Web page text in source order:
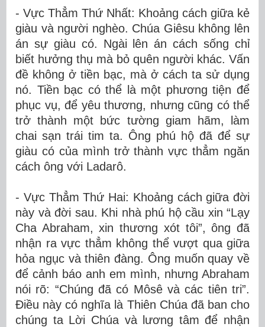
- Vực Thẳm Thứ Nhất: Khoảng cách giữa kẻ
giàu và người nghèo. Chúa Giêsu không lên
án sự giàu có. Ngài lên án cách sống chỉ
biết hưởng thụ mà bỏ quên người khác. Vấn
đề không ở tiền bạc, mà ở cách ta sử dụng
nó. Tiền bạc có thể là một phương tiện để
phục vụ, để yêu thương, nhưng cũng có thể
trở thành một bức tường giam hãm, làm
chai sạn trái tim ta. Ông phú hộ đã để sự
giàu có của mình trở thành vực thẳm ngăn
cách ông với Ladarô.
- Vực Thẳm Thứ Hai: Khoảng cách giữa đời
này và đời sau. Khi nhà phú hộ cầu xin “Lạy
Cha Abraham, xin thương xót tôi”, ông đã
nhận ra vực thẳm không thể vượt qua giữa
hỏa ngục và thiên đàng. Ông muốn quay về
để cảnh báo anh em mình, nhưng Abraham
nói rõ: “Chúng đã có Môsê và các tiên tri”.
Điều này có nghĩa là Thiên Chúa đã ban cho
chúng ta Lời Chúa và lương tâm để nhận